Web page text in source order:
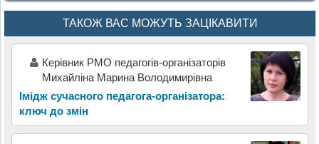
ТАКОЖ ВАС МОЖУТЬ ЗАЦІКАВИТИ
Керівник РМО педагогів-організаторів
Михайліна Марина Володимирівна
Імідж сучасного педагога-організатора:
ключ до змін